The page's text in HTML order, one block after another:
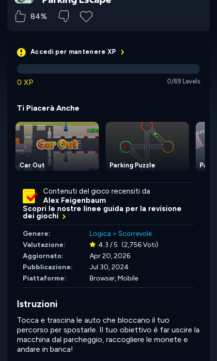
84%
Accedi per mantenere XP
0 XP 0/69 Levels
Ti Piacerà Anche
Car Out Parking Puzzle
Contenuti del gioco recensiti da
Alex Feigenbaum
Scopri le nostre linee guida per la revisione
dei giochi
Genere: Logica > Scorrevole
Valutazione:
4.3 / 5 (2,756 Voti)
Aggiornato:
Apr 20, 2026
Pubblicazione:
Jul 30, 2024
Piattaforme:
Browser, Mobile
Istruzioni
Tocca e trascina le auto che bloccano il tuo
percorso per spostarle. Il tuo obiettivo è far uscire la
macchina dal parcheggio, raccogliere le monete e
andare in banca!